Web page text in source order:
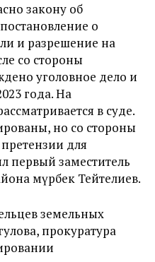
закону об
о
и разрешение на
со стороны
уголовное дело и
года. На
в суде.
но со стороны
для
первый заместитель
Өмүрбек Тейтелиев.
земельных
прокуратура